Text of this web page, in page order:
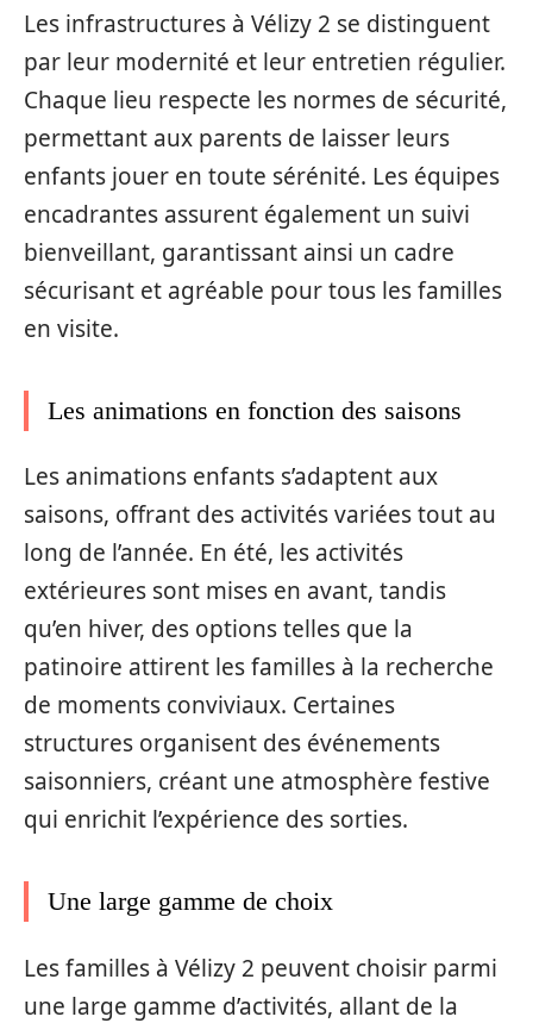
Les infrastructures à Vélizy 2 se distinguent
par leur modernité et leur entretien régulier.
Chaque lieu respecte les normes de sécurité,
permettant aux parents de laisser leurs
enfants jouer en toute sérénité. Les équipes
encadrantes assurent également un suivi
bienveillant, garantissant ainsi un cadre
sécurisant et agréable pour tous les familles
en visite.
Les animations en fonction des saisons
Les animations enfants s’adaptent aux
saisons, offrant des activités variées tout au
long de l’année. En été, les activités
extérieures sont mises en avant, tandis
qu’en hiver, des options telles que la
patinoire attirent les familles à la recherche
de moments conviviaux. Certaines
structures organisent des événements
saisonniers, créant une atmosphère festive
qui enrichit l’expérience des sorties.
Une large gamme de choix
Les familles à Vélizy 2 peuvent choisir parmi
une large gamme d’activités, allant de la